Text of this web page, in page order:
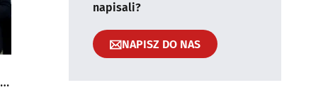
napisali?
NAPISZ DO NAS